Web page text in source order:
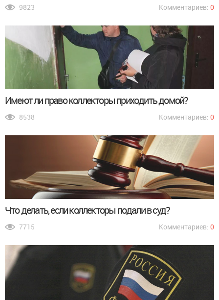
9823 Комментариев: 0
Имеют ли право коллекторы приходить домой?
8538 Комментариев: 0
Что делать, если коллекторы подали в суд?
7715 Комментариев: 0